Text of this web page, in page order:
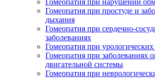
Гомеопатия при нарушении
Гомеопатия при простуде и
дыхания
Гомеопатия при сердечно-
заболеваниях
Гомеопатия при урологических
Гомеопатия при заболеваниях
двигательной системы
Гомеопатия при